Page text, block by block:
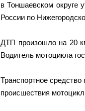
в Тоншаевском
России по
ДТП произошло на 20
Водитель мотоцикла
Транспортное
происшествия